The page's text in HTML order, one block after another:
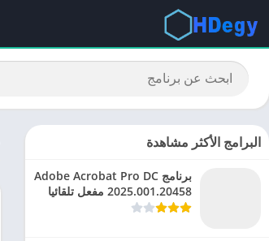
البرامج الأكثر مشاهدة
برنامج Adobe Acrobat Pro DC
2025.001.20458 مفعل تلقائيا